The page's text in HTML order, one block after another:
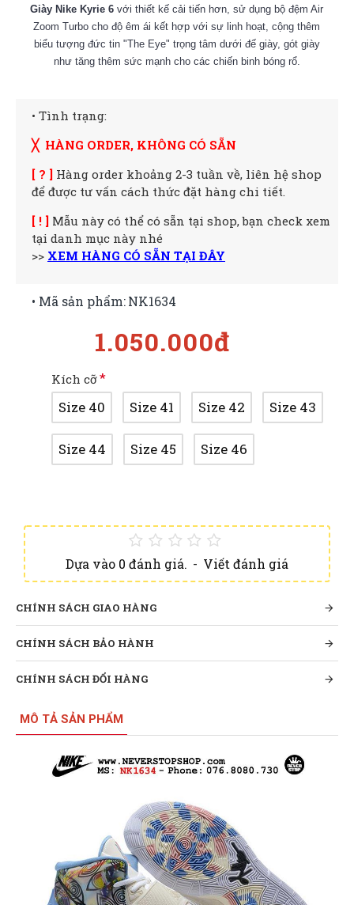
Giày Nike Kyrie 6 với thiết kế cải tiến hơn, sử dụng bộ đệm Air
Zoom Turbo cho độ êm ái kết hợp với sự linh hoạt, cộng thêm
biểu tượng đức tin "The Eye" trọng tâm dưới đế giày, gót giày
như tăng thêm sức mạnh cho các chiến binh bóng rổ.
• Tình trạng:
╳ HÀNG ORDER, KHÔNG CÓ SẴN
[ ? ] Hàng order khoảng 2-3 tuần về, liên hệ shop
để được tư vấn cách thức đặt hàng chi tiết.
[ ! ] Mẫu này có thể có sẵn tại shop, bạn check xem
tại danh mục này nhé
>> XEM HÀNG CÓ SẴN TẠI ĐÂY
Dựa vào 0 đánh giá. - Viết đánh giá
1.050.000đ
• Mã sản phẩm:NK1634
Kích cỡ
Size 40 Size 41 Size 42 Size 43
Size 44 Size 45 Size 46
CHÍNH SÁCH GIAO HÀNG
CHÍNH SÁCH BẢO HÀNH
CHÍNH SÁCH ĐỔI HÀNG
MÔ TẢ SẢN PHẨM